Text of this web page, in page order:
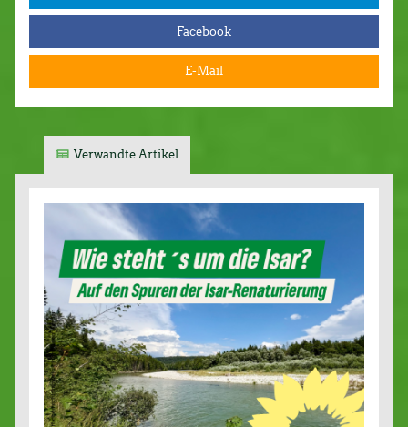
Facebook
E-Mail
Verwandte Artikel